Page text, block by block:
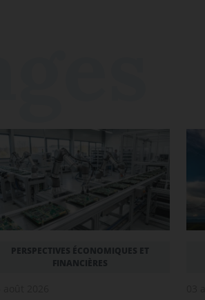
PERSPECTIVES ÉCONOMIQUES ET
FINANCIÈRES